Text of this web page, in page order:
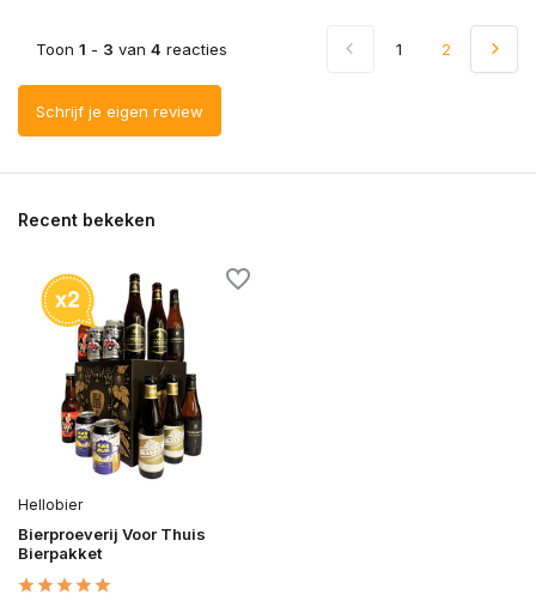
Toon 1 - 3 van 4 reacties 1 2
Schrijf je eigen review
Recent bekeken
Hellobier
Bierproeverij Voor Thuis
Bierpakket